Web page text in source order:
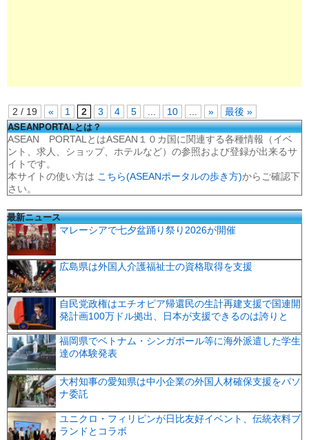
2 / 19 « 1 2 3 4 5 10 » 最後 »
ASEANPORTALとは？
ASEAN PORTALとはASEAN１０カ国に関連する各種情報（イベ
ント、求人、ショップ、ホテルなど）の参照および登録が出来るサ
イトです。
本サイトの使い方は こちら(ASEANポータルの歩き方)からご確認下
さい。
最新ニュース
マレーシアで七夕盆踊り祭り2026が開催
広島県は外国人介護福祉士の資格取得を支援
自民党政権はエチオピア帰還民の生計再建支援で国連開
発計画100万ドル拠出、日本が支援できるのは誇りと
福岡県でベトナム・シンガポール等に海外派遣した学生
達の体験発表
大村知事の愛知県は中小企業の外国人材確保支援をパソ
ナ委託
ユニクロ・フィリピンが日比友好イベント、伝統衣料ブ
ランドとコラボ